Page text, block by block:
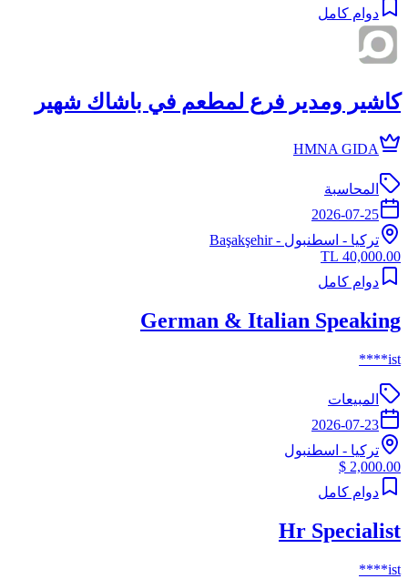
دوام كامل
كاشير ومدير فرع لمطعم في باشاك شهير
HMNA GIDA
المحاسبة
2026-07-25
تركيا - اسطنبول - Başakşehir
40,000.00 TL
دوام كامل
German & Italian Speaking
ist****
المبيعات
2026-07-23
تركيا - اسطنبول
2,000.00 $
دوام كامل
Hr Specialist
ist****